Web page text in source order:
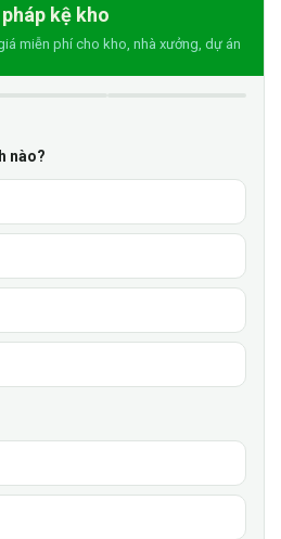
kệ kho
miễn phí cho kho, nhà xưởng, dự án
nào?